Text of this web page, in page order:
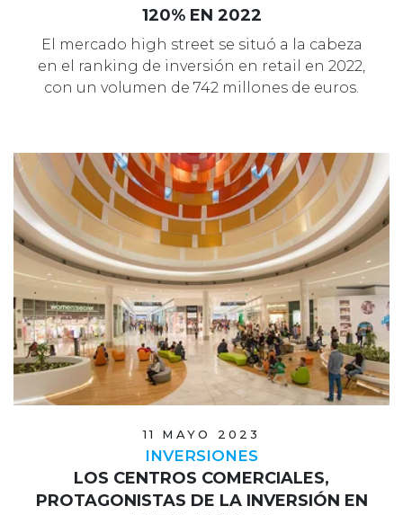
120% EN 2022
El mercado high street se situó a la cabeza
en el ranking de inversión en retail en 2022,
con un volumen de 742 millones de euros.
11 MAYO 2023
INVERSIONES
LOS CENTROS COMERCIALES,
PROTAGONISTAS DE LA INVERSIÓN EN